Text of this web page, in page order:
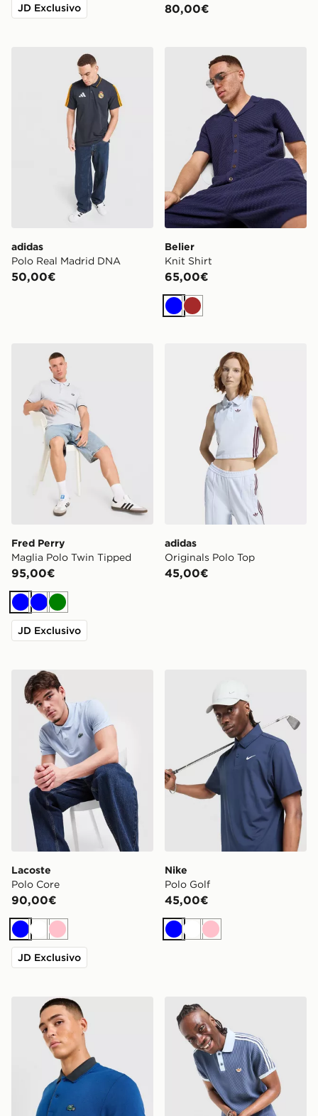
JD Exclusivo 80,00€
adidas Polo Real Madrid DNA
adidas
Polo Real Madrid DNA
50,00€
Belier Knit Shirt
Belier
Knit Shirt
65,00€
BluMarrone
Fred Perry Maglia Polo Twin Tipped
Fred Perry
Maglia Polo Twin Tipped
95,00€
BluBluVerde
JD Exclusivo
adidas Originals Polo Top
adidas
Originals Polo Top
45,00€
Lacoste Polo Core
Lacoste
Polo Core
90,00€
BluBianco
Rosa
JD Exclusivo
Nike
Polo Golf
45,00€
BluBianco
Rosa
Lacoste Polo Tipped adidas Originals Polo